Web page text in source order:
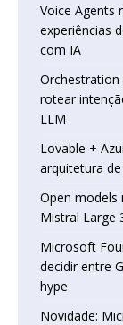
Voice Agents
experiências
com IA
rotear
LLM
Lovable +
arquitetura
Open models
Mistral Large
Microsoft
decidir entre
hype
Novidade: